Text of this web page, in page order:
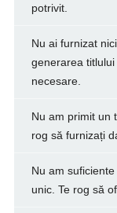
potrivit.
Nu ai furnizat
generarea
necesare.
Nu am primit un
rog să furnizați
Nu am
unic. Te rog să